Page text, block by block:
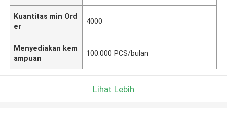
Kuantitas min Ord
er
4000
Menyediakan kem
ampuan
100.000 PCS/bulan
Lihat Lebih